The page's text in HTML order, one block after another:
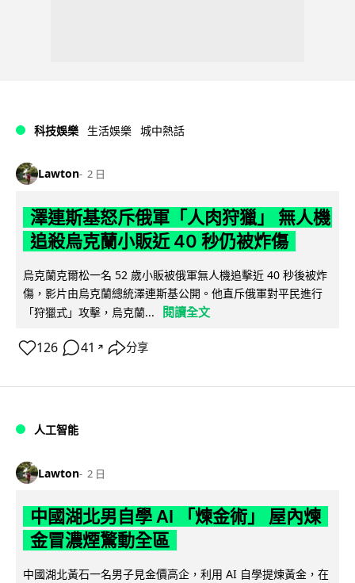
科技娛樂 生活娛樂 城中熱話
Lawton 2 日
澤連斯基怒斥俄軍「人肉狩獵」 無人機
追殺烏克蘭小販近 40 秒仍被炸傷
烏克蘭克爾松一名 52 歲小販被俄軍無人機追擊近 40 秒後被炸
傷，影片由烏克蘭總統澤連斯基公開。他直斥俄軍對平民進行
「狩獵式」攻擊，烏克蘭...
閱讀全文
126 41 ↗ 分享
人工智能
Lawton 2 日
中國湖北男自學 AI 「煉金術」 屋內煉
金冒濃煙驚動全區
中國湖北黃石一名男子見金價高企，利用 AI 自學提煉黃金，在